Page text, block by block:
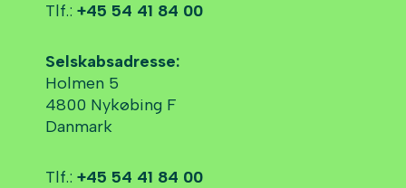
Tlf.: +45 54 41 84 00
Selskabsadresse:
Holmen 5
4800 Nykøbing F
Danmark
Tlf.: +45 54 41 84 00